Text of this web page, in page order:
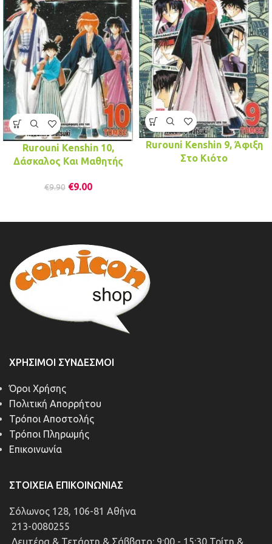
Rurouni Kenshin 10,
Δάσκαλος Και Μαθητής
€9.90 €9.00
Rurouni Kenshin 9, Άφιξη
Στο Κιότο
ΧΡΉΣΙΜΟΙ ΣΎΝΔΕΣΜΟΙ
Όροι Χρήσης
Πολιτική Απορρήτου
Τρόποι Αποστολής
Τρόποι Πληρωμής
Επικοινωνία
ΣΤΟΙΧΕΊΑ ΕΠΙΚΟΙΝΩΝΊΑΣ
Σόλωνος 128, 106-81 Αθήνα
213-0080255
Δευτέρα & Τετάρτη & Σάββατο: 9:00 - 15:30 Τρίτη &